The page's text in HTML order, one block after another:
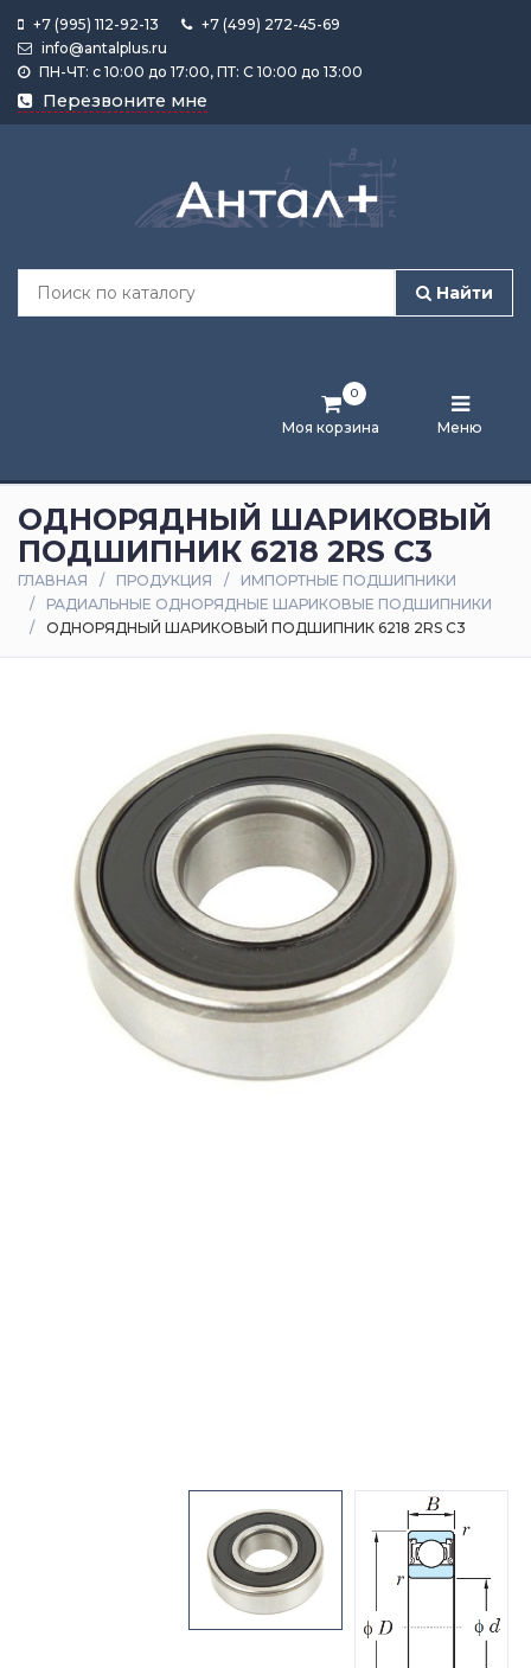
+7 (995) 112-92-13
+7 (499) 272-45-69
info@antalplus.ru
ПН-ЧТ: с 10:00 до 17:00, ПТ: С 10:00 до 13:00
Перезвоните мне
Найти
Моя корзина
0
Меню
Каталог
продукции
Лента
и
статьи
Оплата
доставка
ОДНОРЯДНЫЙ ШАРИКОВЫЙ
ПОДШИПНИК 6218 2RS C3
ГЛАВНАЯ ПРОДУКЦИЯ
ИМПОРТНЫЕ ПОДШИПНИКИ
РАДИАЛЬНЫЕ ОДНОРЯДНЫЕ ШАРИКОВЫЕ ПОДШИПНИКИ
ОДНОРЯДНЫЙ ШАРИКОВЫЙ ПОДШИПНИК 6218 2RS C3